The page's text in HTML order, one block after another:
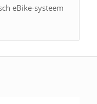
eBike-systeem